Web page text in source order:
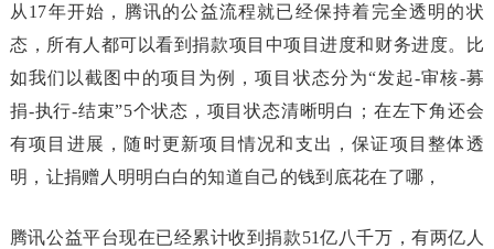
从17年开始，腾讯的公益流程就已经保持着完全透明的状
态，所有人都可以看到捐款项目中项目进度和财务进度。比
如我们以截图中的项目为例，项目状态分为“发起-审核-募
捐-执行-结束”5个状态，项目状态清晰明白；在左下角还会
有项目进展，随时更新项目情况和支出，保证项目整体透
明，让捐赠人明明白白的知道自己的钱到底花在了哪，
腾讯公益平台现在已经累计收到捐款51亿八千万，有两亿人